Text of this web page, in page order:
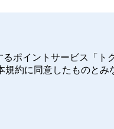
ポイントサービス「ト
約に同意したものとみ